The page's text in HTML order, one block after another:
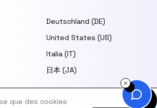
Deutschland (DE)
United States (US)
Italia (IT)
日本 (JA)
Polski
·Suomi 日本語 ·한국어 Türkçe
que des cookies